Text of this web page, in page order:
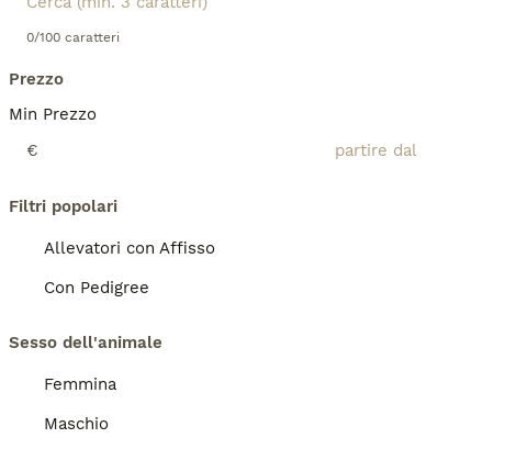
0/100 caratteri
Prezzo
Min Prezzo
€
Filtri popolari
Allevatori con Affisso
Con Pedigree
Sesso dell'animale
Femmina
Maschio